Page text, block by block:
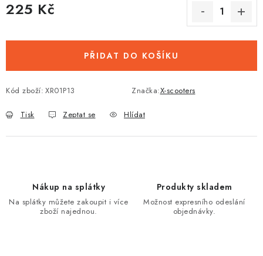
225 Kč
PŘIDAT DO KOŠÍKU
Kód zboží: XR01P13 Značka:X-scooters
Tisk Zeptat se Hlídat
Nákup na splátky
Na splátky můžete zakoupit i více
zboží najednou.
Produkty skladem
Možnost expresního odeslání
objednávky.